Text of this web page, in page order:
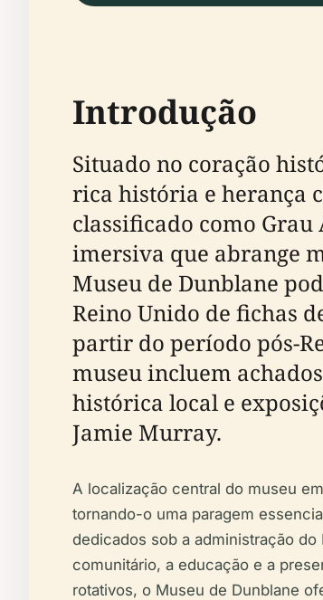
Introdução
Situado no coração
rica história e herança
classificado como Grau
imersiva que abrange
Museu de Dunblane
Reino Unido de fichas
partir do período pós-
museu incluem
histórica local e
Jamie Murray.
A localização central do museu
tornando-o uma paragem
dedicados sob a administração
comunitário, a educação e a
rotativos, o Museu de Dunblane